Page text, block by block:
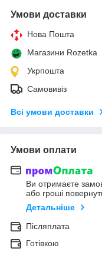
Умови доставки
Нова Пошта
Магазини Rozetka
Укрпошта
Самовивіз
Всі умови доставки
Умови оплати
Ви отримаєте
або гроші
Детальніше
Післяплата
Готівкою